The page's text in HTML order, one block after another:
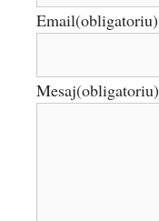
Email(obligatoriu)
Mesaj(obligatoriu)